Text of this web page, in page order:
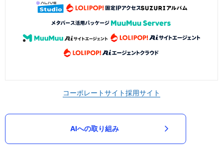
コーポレートサイト採用サイト
AIへの取り組み